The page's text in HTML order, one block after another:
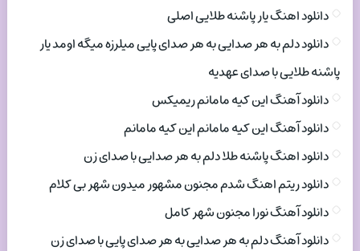
دانلود اهنگ یار پاشنه طلایی اصلی
دانلود دلم به هر صدایی به هر صدای پایی میلرزه میگه اومد یار
پاشنه طلایی با صدای عهدیه
دانلود آهنگ این کیه مامانم ریمیکس
دانلود آهنگ این کیه مامانم این کیه مامانم
دانلود اهنگ پاشنه طلا دلم به هر صدایی با صدای زن
دانلود ریتم اهنگ شدم مجنون مشهور میدون شهر بی کلام
دانلود آهنگ نورا مجنون شهر کامل
دانلود آهنگ دلم به هر صدایی به هر صدای پایی با صدای زن